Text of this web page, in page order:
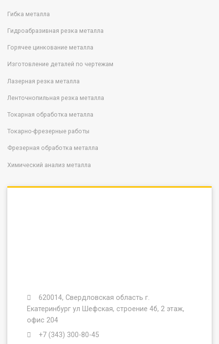
Гибка металла
Гидроабразивная резка металла
Горячее цинкование металла
Изготовление деталей по чертежам
Лазерная резка металла
Ленточнопильная резка металла
Токарная обработка металла
Токарно-фрезерные работы
Фрезерная обработка металла
Химический анализ металла
620014, Свердловская область г.
Екатеринбург ул Шефская, строение 4б, 2 этаж,
офис 204
+7 (343) 300-80-45